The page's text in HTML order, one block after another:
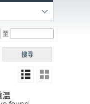
至
搜寻
温